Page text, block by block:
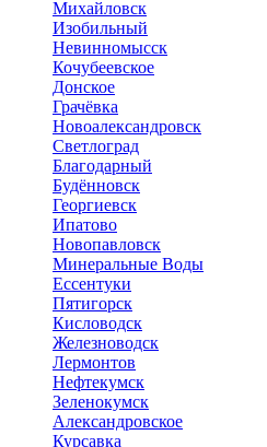
Михайловск
Изобильный
Невинномысск
Кочубеевское
Донское
Грачёвка
Новоалександровск
Светлоград
Благодарный
Будённовск
Георгиевск
Ипатово
Новопавловск
Минеральные Воды
Ессентуки
Пятигорск
Кисловодск
Железноводск
Лермонтов
Нефтекумск
Зеленокумск
Александровское
Курсавка